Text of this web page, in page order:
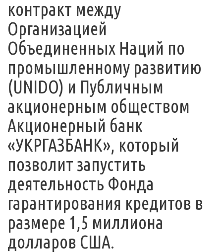
контракт между
Организацией
Объединенных Наций по
промышленному развитию
(UNIDO) и Публичным
акционерным обществом
Акционерный банк
«УКРГАЗБАНК», который
позволит запустить
деятельность Фонда
гарантирования кредитов в
размере 1,5 миллиона
долларов США.